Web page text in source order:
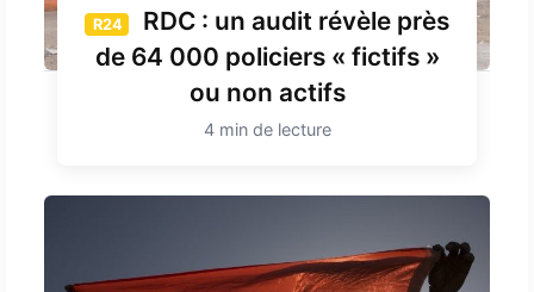
R24
RDC : un audit révèle près
de 64 000 policiers « fictifs »
ou non actifs
4 min de lecture